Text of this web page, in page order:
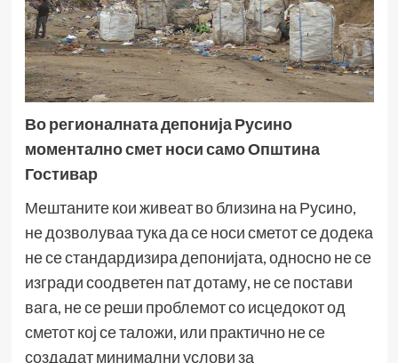
Во регионалната депонија Русино
моментално смет носи само Општина
Гостивар
Мештаните кои живеат во близина на Русино,
не дозволуваа тука да се носи сметот се додека
не се стандардизира депонијата, односно не се
изгради соодветен пат дотаму, не се постави
вага, не се реши проблемот со исцедокот од
сметот кој се таложи, или практично не се
создадат минимални услови за